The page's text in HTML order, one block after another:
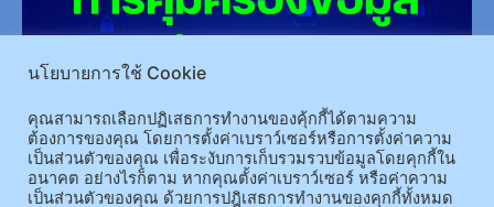
(อ.นามน)13 หมู่ 14 ต.สงเปลือย อ.นามน จ.กาฬสินธุ์ 46230โทรศัพท์ : 043-602-055 โทรสาร :
043-602-044
(อ.เมือง)62/1 ถ.เกษตรสมบูรณ์ ต.กาฬสินธุ์ อ.เมือง จ.กาฬสินธุ์ 46000โทรศัพท์ 043-811128 08-
นโยบายการใช้ Cookie
คุณสามารถเลือกปฏิเสธการทำงานของคุ้กกี้ได้ตามความ
ต้องการของคุณ โดยการตั้งค่าเบราว์เซอร์หรือการตั้งค่าความ
เป็นส่วนตัวของคุณ เพื่อระงับการเก็บรวมรวบข้อมูลโดยคุกกี้ใน
อนาคต อย่างไรก็ตาม หากคุณตั้งค่าเบราว์เซอร์ หรือค่าความ
เป็นส่วนตัวของคุณ ด้วยการปฎิเสธการทำงานของคุกกี้ทั้งหมด